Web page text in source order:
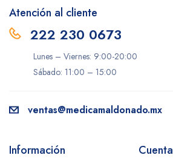
Atención al cliente
222 230 0673
Lunes – Viernes: 9:00-20:00
Sábado: 11:00 – 15:00
ventas@medicamaldonado.mx
Información Cuenta